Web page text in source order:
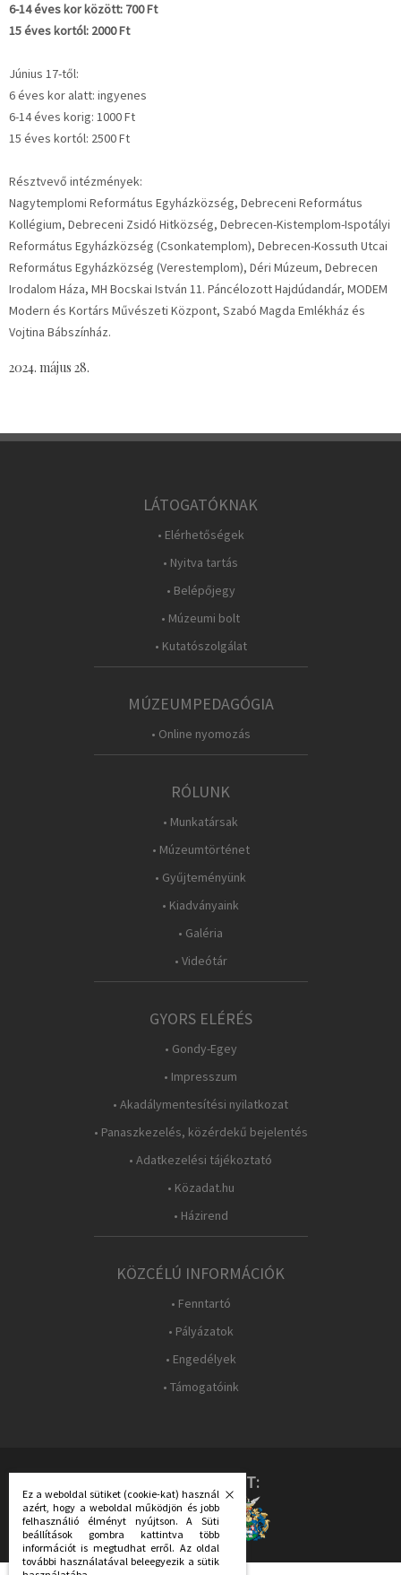
6-14 éves kor között: 700 Ft
15 éves kortól: 2000 Ft
Június 17-től:
6 éves kor alatt: ingyenes
6-14 éves korig: 1000 Ft
15 éves kortól: 2500 Ft
Résztvevő intézmények:
Nagytemplomi Református Egyházközség, Debreceni Református
Kollégium, Debreceni Zsidó Hitközség, Debrecen-Kistemplom-Ispotályi
Református Egyházközség (Csonkatemplom), Debrecen-Kossuth Utcai
Református Egyházközség (Verestemplom), Déri Múzeum, Debrecen
Irodalom Háza, MH Bocskai István 11. Páncélozott Hajdúdandár, MODEM
Modern és Kortárs Művészeti Központ, Szabó Magda Emlékház és
Vojtina Bábszínház.
2024. május 28.
LÁTOGATÓKNAK
• Elérhetőségek
• Nyitva tartás
• Belépőjegy
• Múzeumi bolt
• Kutatószolgálat
MÚZEUMPEDAGÓGIA
• Online nyomozás
RÓLUNK
• Munkatársak
• Múzeumtörténet
• Gyűjteményünk
• Kiadványaink
• Galéria
• Videótár
GYORS ELÉRÉS
• Gondy-Egey
• Impresszum
• Akadálymentesítési nyilatkozat
• Panaszkezelés, közérdekű bejelentés
• Adatkezelési tájékoztató
• Közadat.hu
• Házirend
KÖZCÉLÚ INFORMÁCIÓK
• Fenntartó
• Pályázatok
• Engedélyek
• Támogatóink
KÖVESS MINKET:
Ez a weboldal sütiket (cookie-kat) használ
azért, hogy a weboldal működjön és jobb
felhasználió élményt nyújtson. A Süti
beállítások gombra kattintva több
információt is megtudhat erről. Az oldal
további használatával beleegyezik a sütik